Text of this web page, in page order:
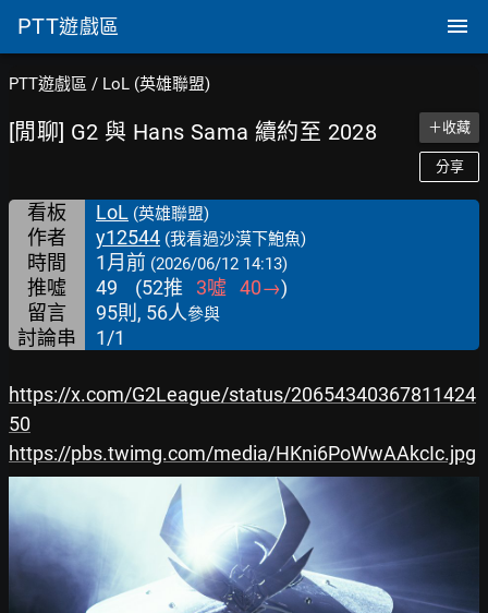
PTT遊戲區
PTT遊戲區 / LoL (英雄聯盟)
[閒聊] G2 與 Hans Sama 續約至 2028 ＋收藏
分享
看板 LoL (英雄聯盟)
作者 y12544 (我看過沙漠下鮑魚)
時間 1月前 (2026/06/12 14:13)
推噓 49 (52推 3噓 40→)
留言
95則, 56人參與
討論串 1/1
https://x.com/G2League/status/20654340367811424
50
https://pbs.twimg.com/media/HKni6PoWwAAkcIc.jpg